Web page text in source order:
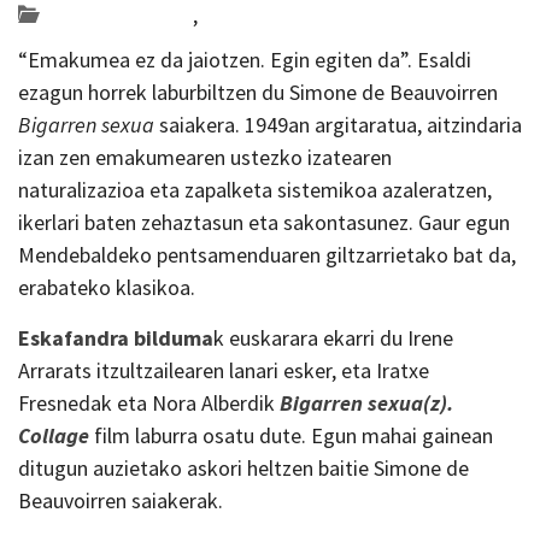
,
“Emakumea ez da jaiotzen. Egin egiten da”. Esaldi
ezagun horrek laburbiltzen du Simone de Beauvoirren
Bigarren sexua saiakera. 1949an argitaratua, aitzindaria
izan zen emakumearen ustezko izatearen
naturalizazioa eta zapalketa sistemikoa azaleratzen,
ikerlari baten zehaztasun eta sakontasunez. Gaur egun
Mendebaldeko pentsamenduaren giltzarrietako bat da,
erabateko klasikoa.
Eskafandra bildumak euskarara ekarri du Irene
Arrarats itzultzailearen lanari esker, eta Iratxe
Fresnedak eta Nora Alberdik Bigarren sexua(z).
Collage film laburra osatu dute. Egun mahai gainean
ditugun auzietako askori heltzen baitie Simone de
Beauvoirren saiakerak.